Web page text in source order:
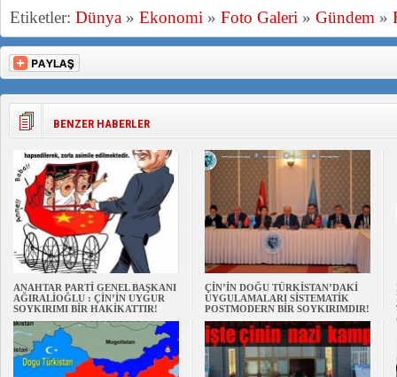
Etiketler: Dünya » Ekonomi » Foto Galeri » Gündem »
BENZER HABERLER
ANAHTAR PARTİ GENEL BAŞKANI
AĞIRALİOĞLU : ÇİN’İN UYGUR
SOYKIRIMI BİR HAKİKATTIR!
ÇİN’İN DOĞU TÜRKİSTAN’DAKİ
UYGULAMALARI SİSTEMATİK
POSTMODERN BİR SOYKIRIMDIR!